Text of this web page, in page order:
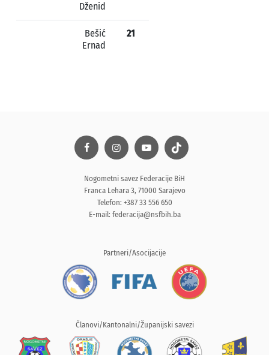
Dženid
Bešić
Ernad
21
Nogometni savez Federacije BiH
Franca Lehara 3, 71000 Sarajevo
Telefon: +387 33 556 650
E-mail: federacija@nsfbih.ba
Partneri/Asocijacije
Članovi/Kantonalni/Županijski savezi